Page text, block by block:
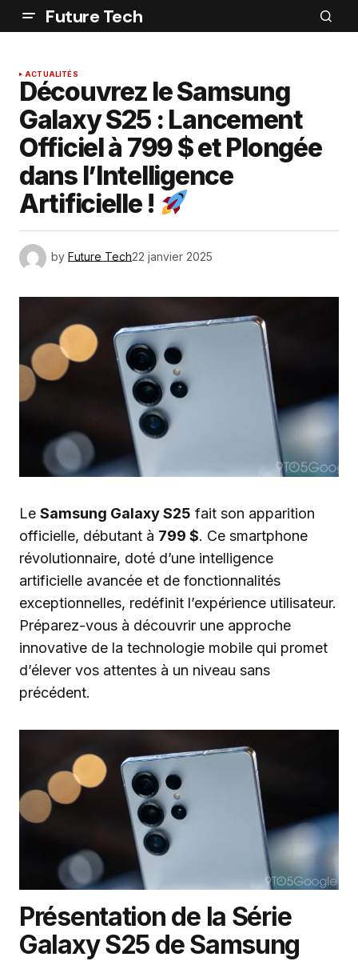
Future Tech
ACTUALITÉS
Découvrez le Samsung
Galaxy S25 : Lancement
Officiel à 799 $ et Plongée
dans l’Intelligence
Artificielle !
by Future Tech22 janvier 2025
Le Samsung Galaxy S25 fait son apparition
officielle, débutant à 799 $. Ce smartphone
révolutionnaire, doté d’une intelligence
artificielle avancée et de fonctionnalités
exceptionnelles, redéfinit l’expérience utilisateur.
Préparez-vous à découvrir une approche
innovative de la technologie mobile qui promet
d’élever vos attentes à un niveau sans
précédent.
Présentation de la Série
Galaxy S25 de Samsung